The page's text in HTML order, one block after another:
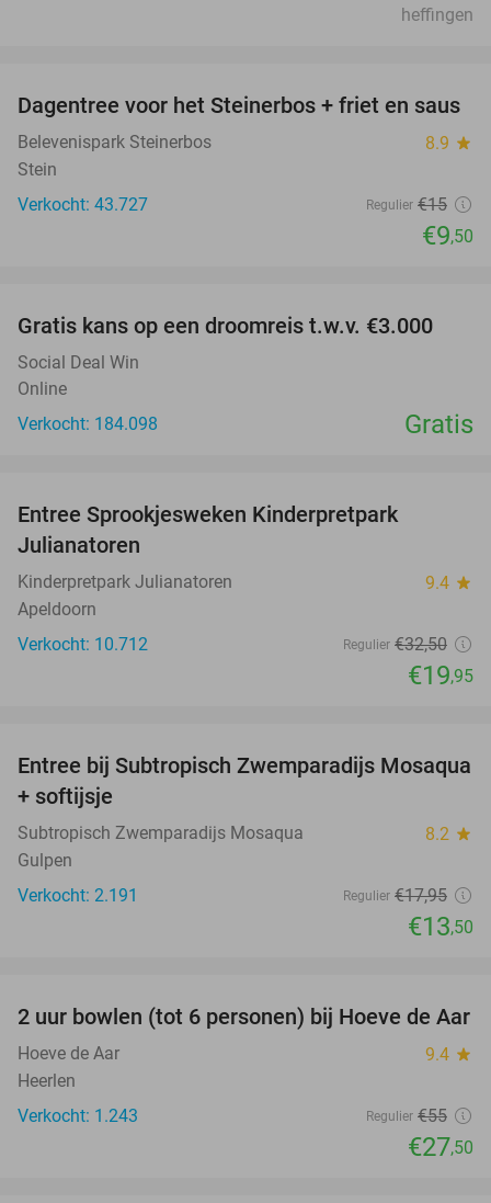
heffingen
37%
Dagentree voor het Steinerbos + friet en saus
Belevenispark Steinerbos 8.9 star
Stein
Verkocht: 43.727
Regulier €15
€9,50
Gratis kans op een droomreis t.w.v. €3.000
Social Deal Win
Online
Verkocht: 184.098
Gratis
Entree Sprookjesweken Kinderpretpark
Julianatoren
Kinderpretpark Julianatoren 9.4 star
Apeldoorn
Verkocht: 10.712
Regulier €32,50
€19,95
25%
Entree bij Subtropisch Zwemparadijs Mosaqua
+ softijsje
Subtropisch Zwemparadijs Mosaqua 8.2 star
Gulpen
Verkocht: 2.191
Regulier €17,95
€13,50
50%
2 uur bowlen (tot 6 personen) bij Hoeve de Aar
Hoeve de Aar 9.4 star
Heerlen
Verkocht: 1.243
Regulier €55
€27,50